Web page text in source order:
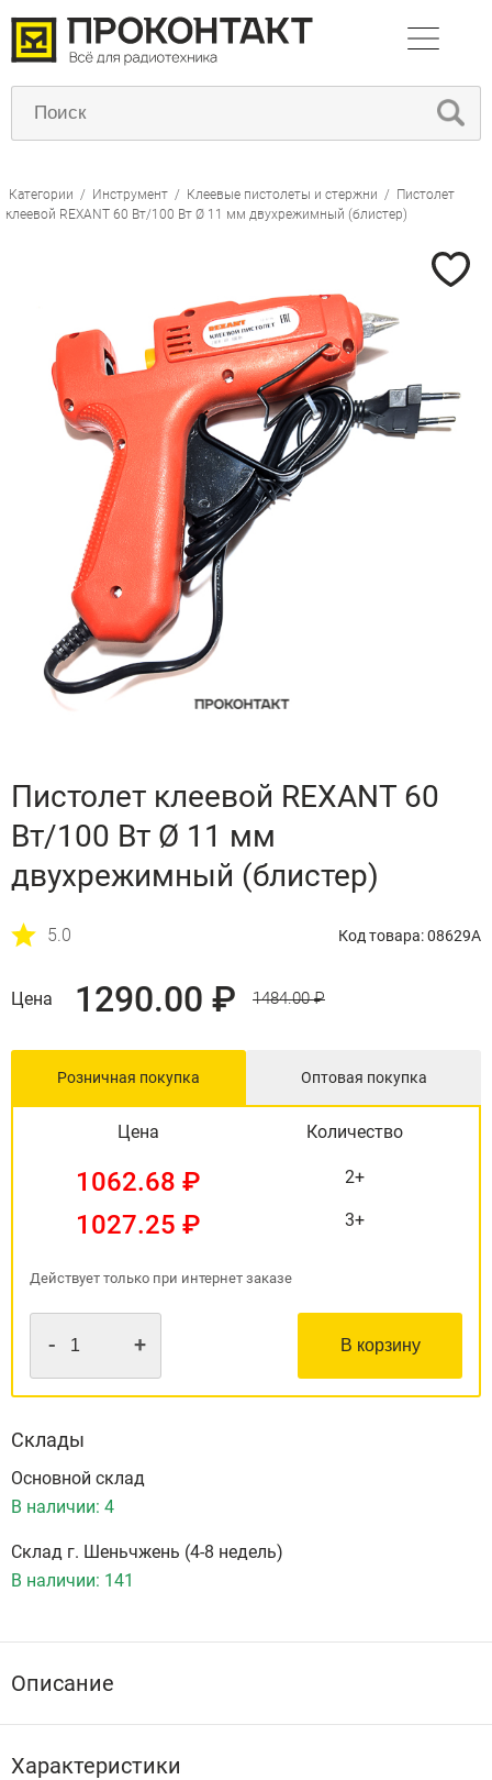
Категории / Инструмент / Клеевые пистолеты и стержни / Пистолет
клеевой REXANT 60 Вт/100 Вт Ø 11 мм двухрежимный (блистер)
Пистолет клеевой REXANT 60
Вт/100 Вт Ø 11 мм
двухрежимный (блистер)
5.0 Код товара: 08629A
Цена 1290.00 ₽ 1484.00 ₽
Розничная покупка Оптовая покупка
Цена Количество
1062.68 ₽ 2+
1027.25 ₽ 3+
- + В корзину
Действует только при интернет заказе
Склады
Основной склад
В наличии: 4
Склад г. Шеньчжень (4-8 недель)
В наличии: 141
Описание
Характеристики